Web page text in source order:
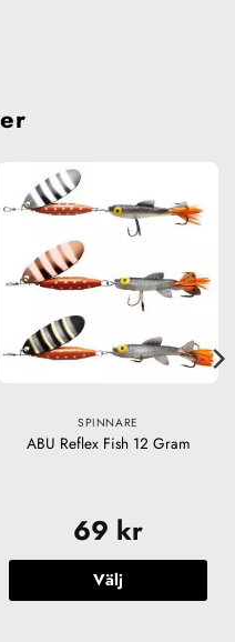
SPINNARE
ABU Reflex Fish 12 Gram
69 kr
Välj